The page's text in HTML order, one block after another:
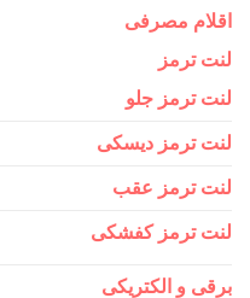
اقلام مصرفی
لنت ترمز
لنت ترمز جلو
لنت ترمز دیسکی
لنت ترمز عقب
لنت ترمز کفشکی
برقی و الکتریکی